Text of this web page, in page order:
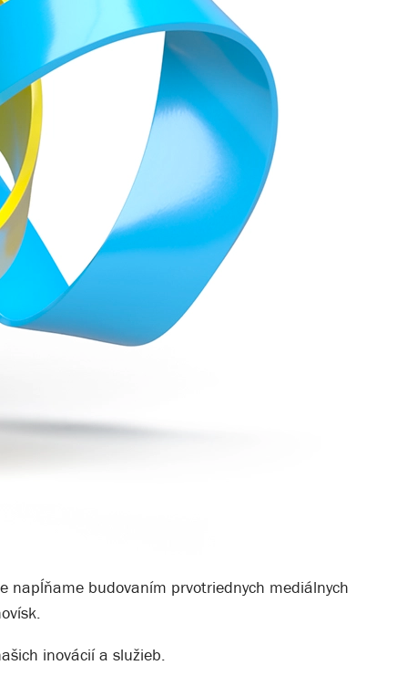
napĺňame budovaním prvotriednych mediálnych
inovácií a služieb.